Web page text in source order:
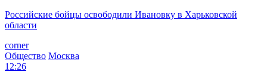
Российские бойцы освободили Ивановку в Харьковской
области
corner
Общество Москва
12:26